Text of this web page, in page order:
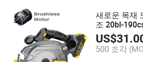
새로운 목재
조 20bl-
US$
500 조각